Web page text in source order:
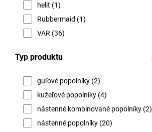
helit (1)
Rubbermaid (1)
VAR (36)
Typ produktu
guľové popolníky (2)
kužeľové popolníky (4)
nástenné kombinované popolníky (2)
nástenné popolníky (20)